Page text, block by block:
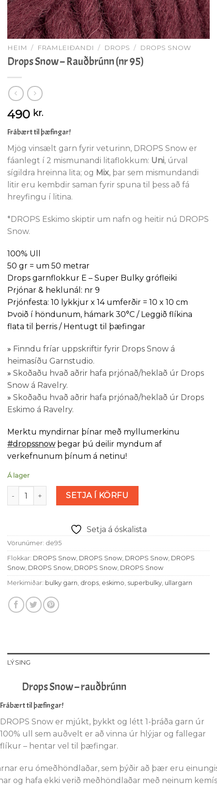
HEIM / FRAMLEIÐANDI / DROPS / DROPS SNOW
Drops Snow – Rauðbrúnn (nr 95)
490 kr.
Frábært til þæfingar!
Mjög vinsælt garn fyrir veturinn, DROPS Snow er
fáanlegt í 2 mismunandi litaflokkum: Uni, úrval
sígildra hreinna lita; og Mix, þar sem mismundandi
litir eru kembdir saman fyrir spuna til þess að fá
hreyfingu í litina.
*DROPS Eskimo skiptir um nafn og heitir nú DROPS
Snow.
100% Ull
50 gr = um 50 metrar
Drops garnflokkur E – Super Bulky grófleiki
Prjónar & heklunál: nr 9
Prjónfesta: 10 lykkjur x 14 umferðir = 10 x 10 cm
Þvoið í höndunum, hámark 30°C / Leggið flíkina
flata til þerris / Hentugt til þæfingar
» Finndu fríar uppskriftir fyrir Drops Snow á
heimasíðu Garnstudio.
» Skoðaðu hvað aðrir hafa prjónað/heklað úr Drops
Snow á Ravelry.
» Skoðaðu hvað aðrir hafa prjónað/heklað úr Drops
Eskimo á Ravelry.
Merktu myndirnar þínar með myllumerkinu
#dropssnowþegar þú deilir myndum af
verkefnunum þínum á netinu!
Á lager
Drops Snow - Rauðbrúnn (nr 95) magn
SETJA Í KÖRFU
Setja á óskalista
Vörunúmer: de95
Flokkar: DROPS Snow, DROPS Snow, DROPS Snow, DROPS
Snow, DROPS Snow, DROPS Snow, DROPS Snow
Merkimiðar: bulky garn, drops, eskimo, superbulky, ullargarn
LÝSING
Drops Snow – rauðbrúnn
Frábært til þæfingar!
DROPS Snow er mjúkt, þykkt og létt 1-þráða garn úr
100% ull sem auðvelt er að vinna úr hlýjar og fallegar
flíkur – hentar vel til þæfingar.
eru ómeðhöndlaðar, sem þýðir að þær eru
og hafa ekki verið meðhöndlaðar með neinum